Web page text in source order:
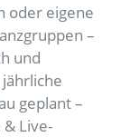
oder eigene
–
und
geplant –
Live-